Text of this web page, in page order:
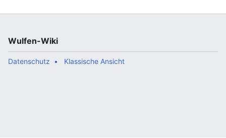
Wulfen-Wiki
Datenschutz Klassische Ansicht